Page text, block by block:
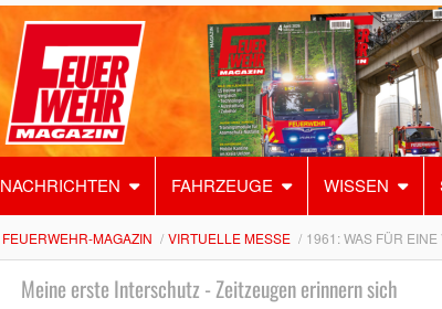
NACHRICHTEN FAHRZEUGE WISSEN
FEUERWEHR-MAGAZIN VIRTUELLE MESSE 1961: WAS FÜR
Meine erste Interschutz - Zeitzeugen erinnern sich